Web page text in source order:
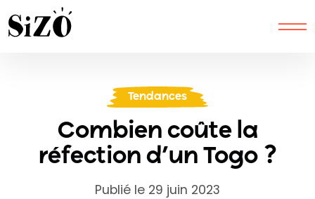
Tendances
Combien coûte la
réfection d’un Togo ?
Publié le 29 juin 2023